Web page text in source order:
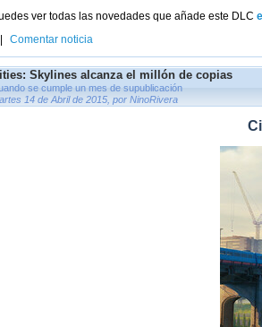
ver todas las novedades que añade este DLC
Comentar noticia
Skylines alcanza el millón de copias
se cumple un mes de supublicación
14 de Abril de 2015, por NinoRivera